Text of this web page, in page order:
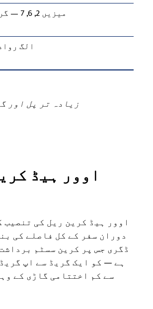
میزیں 2, 6, 7 — گریڈ 2
الگ
زیادہ تر پل اور
اوور ہیڈ
اوور ہیڈ کرین ریل کی
دوران سفر کے کل فاصلے کی
ڈگری جس پر کرین سسٹم
ہے — کو ایک گریڈ سے اپ
سے کم اختتامی گاڑی کے